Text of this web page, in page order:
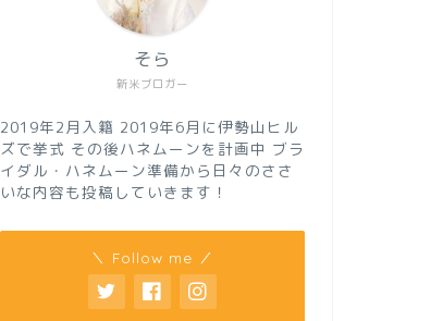
新米ブロガー
そら
2019年2月入籍 2019年6月に伊勢山ヒル
ズで挙式 その後ハネムーンを計画中 ブラ
イダル・ハネムーン準備から日々のささ
いな内容も投稿していきます！
＼ Follow me ／